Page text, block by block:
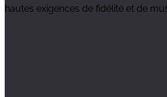
hautes exigences de fidélité et de